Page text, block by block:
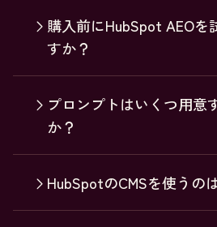
購入前にHubSpot AEOを
すか？
プロンプトはいくつ用意
か？
HubSpotのCMSを使うの